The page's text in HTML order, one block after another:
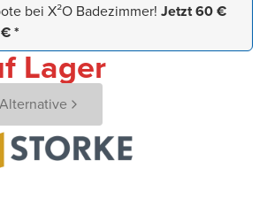
bei X²O Badezimmer! Jetzt 60 €
*
Lager